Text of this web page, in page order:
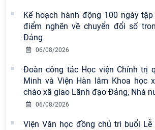
Kế hoạch hành động 100 ngày
điểm nghẽn về chuyển đổi số
Đảng
06/08/2026
Đoàn công tác Học viện Chính trị
Minh và Viện Hàn lâm Khoa học
chào xã giao Lãnh đạo Đảng, Nhà
06/08/2026
Viện Văn học đồng chủ trì buổi